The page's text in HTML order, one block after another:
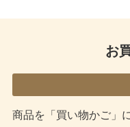
お
商品を「買い物かご」